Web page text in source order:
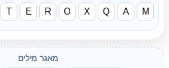
T E R O X Q A M
מאגר מילים